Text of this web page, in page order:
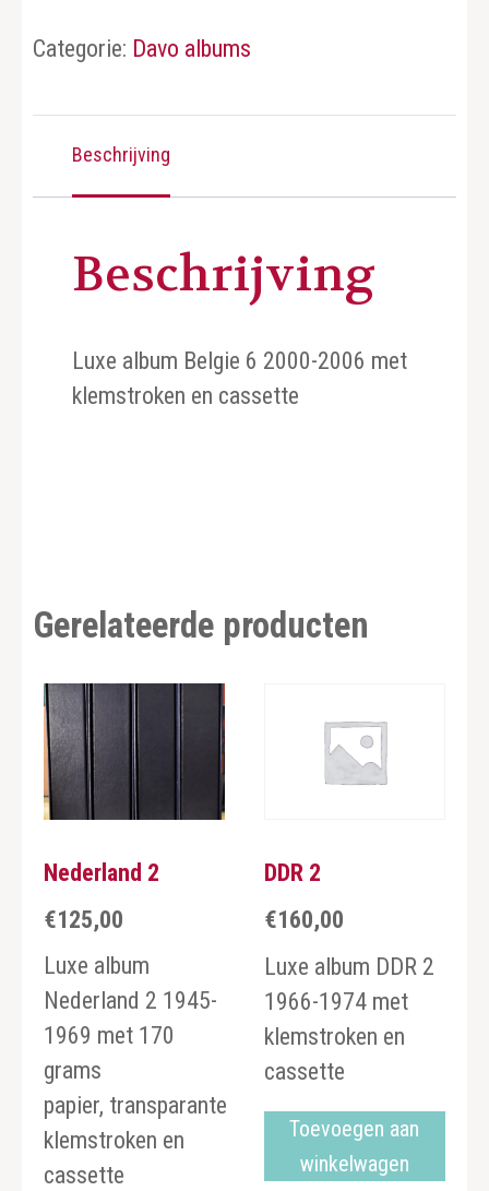
Categorie: Davo albums
Beschrijving
Beschrijving
Luxe album Belgie 6 2000-2006 met
klemstroken en cassette
Gerelateerde producten
Nederland 2
€125,00
Luxe album
Nederland 2 1945-
1969 met 170
grams
papier, transparante
klemstroken en
cassette
DDR 2
€160,00
Luxe album DDR 2
1966-1974 met
klemstroken en
cassette
Toevoegen aan
winkelwagen